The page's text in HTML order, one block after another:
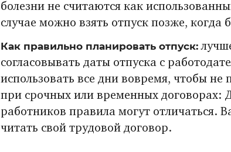
болезни не считаются как
случае можно взять отпуск позже, когда
Как правильно планировать отпуск:
согласовывать даты отпуска с
использовать все дни вовремя, чтобы не
при срочных или временных договорах:
работников правила могут отличаться.
читать свой трудовой договор.